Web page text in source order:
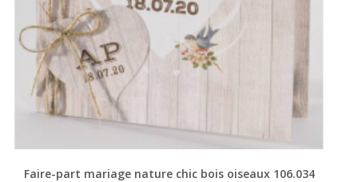
Faire-part mariage nature chic bois oiseaux 106.034